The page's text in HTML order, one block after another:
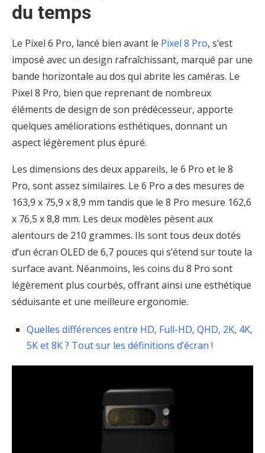
du temps
Le Pixel 6 Pro, lancé bien avant le Pixel 8 Pro, s’est
imposé avec un design rafraîchissant, marqué par une
bande horizontale au dos qui abrite les caméras. Le
Pixel 8 Pro, bien que reprenant de nombreux
éléments de design de son prédécesseur, apporte
quelques améliorations esthétiques, donnant un
aspect légèrement plus épuré.
Les dimensions des deux appareils, le 6 Pro et le 8
Pro, sont assez similaires. Le 6 Pro a des mesures de
163,9 x 75,9 x 8,9 mm tandis que le 8 Pro mesure 162,6
x 76,5 x 8,8 mm. Les deux modèles pèsent aux
alentours de 210 grammes. Ils sont tous deux dotés
d’un écran OLED de 6,7 pouces qui s’étend sur toute la
surface avant. Néanmoins, les coins du 8 Pro sont
légèrement plus courbés, offrant ainsi une esthétique
séduisante et une meilleure ergonomie.
Quelles différences entre HD, Full-HD, QHD, 2K, 4K,
5K et 8K ? Tout sur les définitions d’écran !